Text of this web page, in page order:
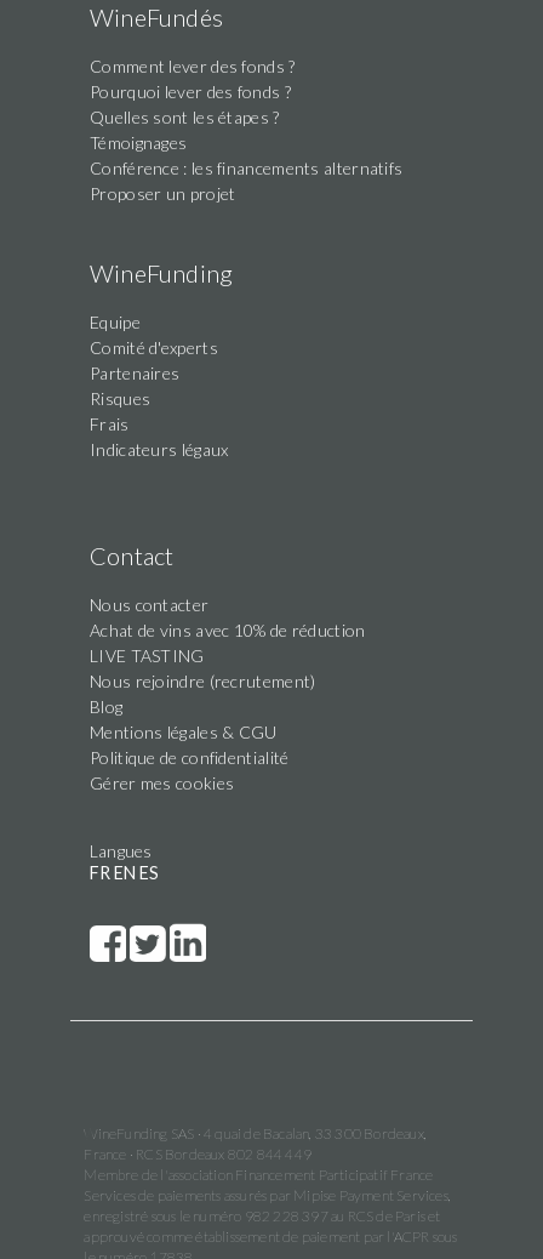
WineFundés
Comment lever des fonds ?
Pourquoi lever des fonds ?
Quelles sont les étapes ?
Témoignages
Conférence : les financements alternatifs
Proposer un projet
WineFunding
Equipe
Comité d'experts
Partenaires
Risques
Frais
Indicateurs légaux
Contact
Nous contacter
Achat de vins avec 10% de réduction
LIVE TASTING
Nous rejoindre (recrutement)
Blog
Mentions légales & CGU
Politique de confidentialité
Gérer mes cookies
Langues
FR EN ES
WineFunding SAS · 4 quai de Bacalan, 33 300 Bordeaux,
France · RCS Bordeaux 802 844 449
Membre de l'association Financement Participatif France
Services de paiements assurés par Mipise Payment Services,
enregistré sous le numéro 982 228 397 au RCS de Paris et
approuvé comme établissement de paiement par l'ACPR sous